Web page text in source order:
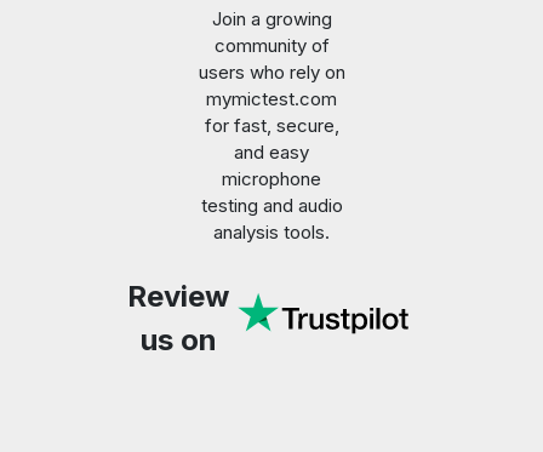
Join a growing
community of
users who rely on
mymictest.com
for fast, secure,
and easy
microphone
testing and audio
analysis tools.
Review
us on